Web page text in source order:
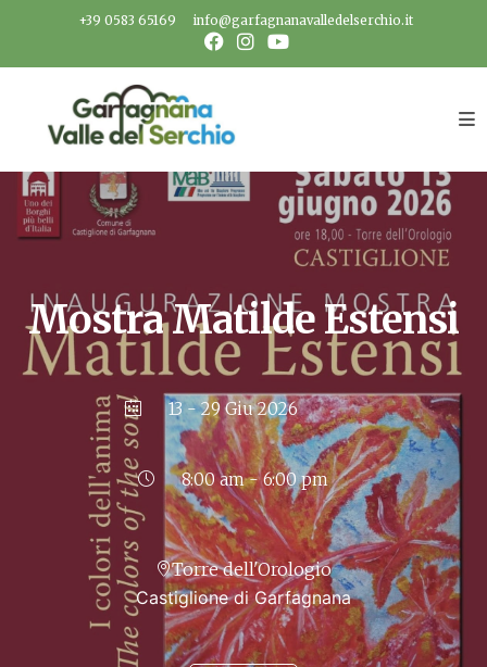
+39 0583 65169 info@garfagnanavalledelserchio.it
Mostra Matilde Estensi
13 - 29 Giu 2026
8:00 am - 6:00 pm
Torre dell'Orologio
Castiglione di Garfagnana